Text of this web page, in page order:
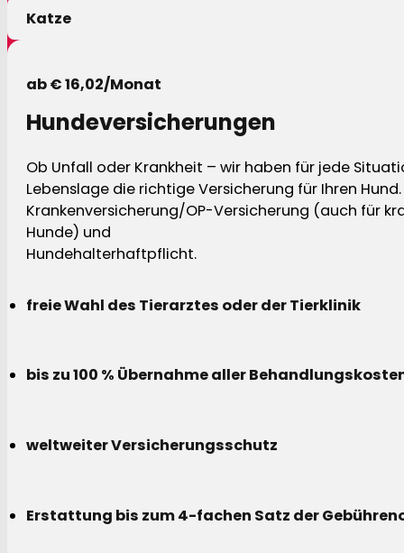
Katze
ab € 16,02/Monat
Hundeversicherungen
Ob Unfall oder Krankheit – wir haben für jede
Lebenslage die richtige Versicherung für Ihren Hund.
Krankenversicherung/OP-Versicherung (auch für
Hunde) und
Hundehalterhaftpflicht.
freie Wahl des Tierarztes oder der Tierklinik
bis zu 100 % Übernahme aller
weltweiter Versicherungsschutz
Erstattung bis zum 4-fachen Satz der